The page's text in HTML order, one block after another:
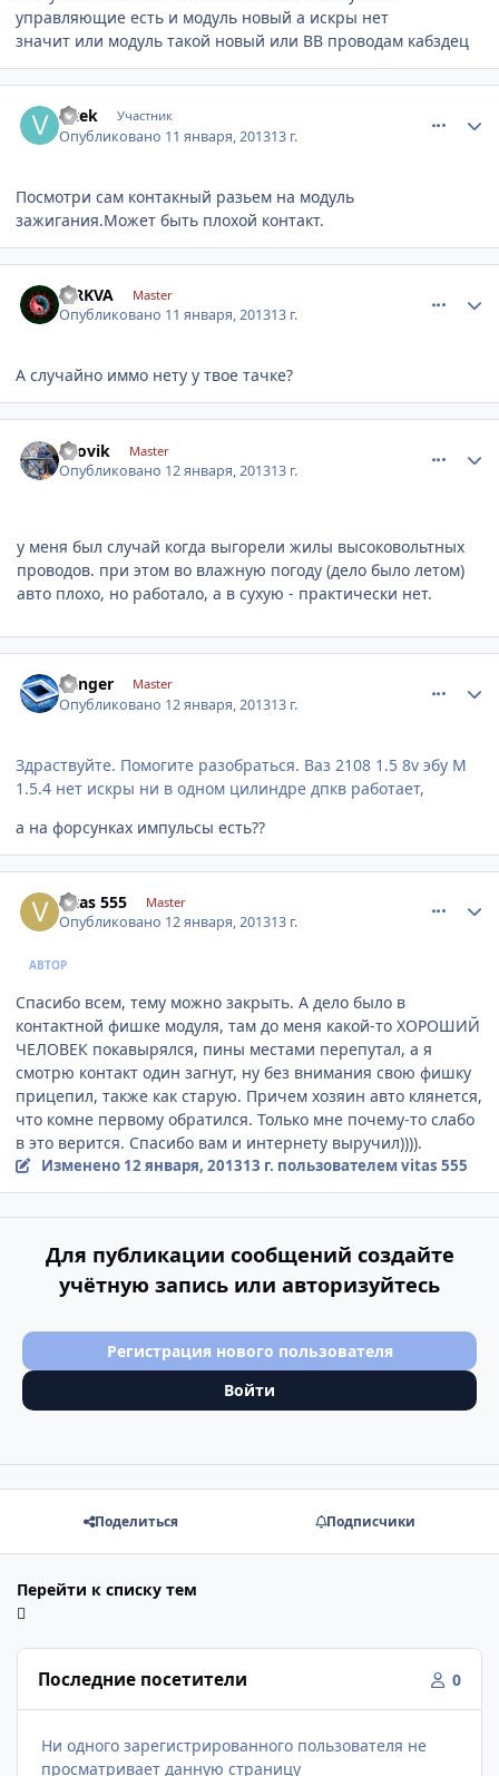
управляющие есть и модуль новый а искры нет
значит или модуль такой новый или ВВ проводам кабздец
vitek Участник
Опубликовано 11 января, 201313 г.
Посмотри сам контакный разьем на модуль
зажигания.Может быть плохой контакт.
SIRKVA Master
Опубликовано 11 января, 201313 г.
А случайно иммо нету у твое тачке?
avovik Master
Опубликовано 12 января, 201313 г.
у меня был случай когда выгорели жилы высоковольтных
проводов. при этом во влажную погоду (дело было летом)
авто плохо, но работало, а в сухую - практически нет.
Ranger Master
Опубликовано 12 января, 201313 г.
Здраствуйте. Помогите разобраться. Ваз 2108 1.5 8v эбу M
1.5.4 нет искры ни в одном цилиндре дпкв работает,
а на форсунках импульсы есть??
vitas 555 Master
Опубликовано 12 января, 201313 г.
АВТОР
Спасибо всем, тему можно закрыть. А дело было в
контактной фишке модуля, там до меня какой-то ХОРОШИЙ
ЧЕЛОВЕК покавырялся, пины местами перепутал, а я
смотрю контакт один загнут, ну без внимания свою фишку
прицепил, также как старую. Причем хозяин авто клянется,
что комне первому обратился. Только мне почему-то слабо
в это верится. Спасибо вам и интернету выручил)))).
Изменено 12 января, 201313 г. пользователем vitas 555
Для публикации сообщений создайте
учётную запись или авторизуйтесь
Регистрация нового пользователя
Войти
Поделиться Подписчики
Перейти к списку тем
Последние посетители 0
Ни одного зарегистрированного пользователя не
просматривает данную страницу